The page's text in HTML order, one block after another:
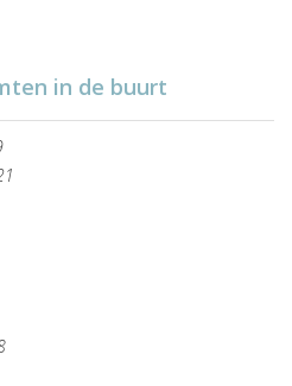
in de buurt